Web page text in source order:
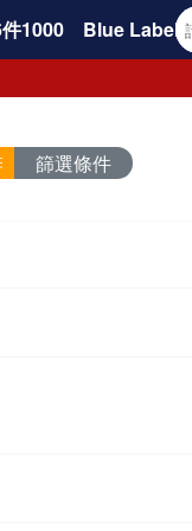
1000
Blue Label
篩選條件